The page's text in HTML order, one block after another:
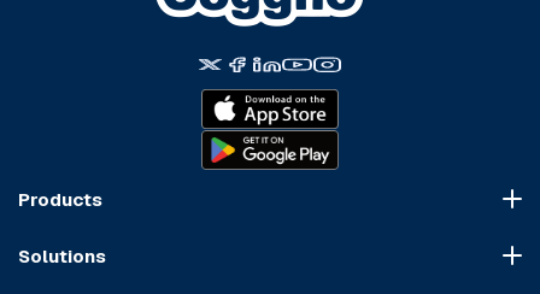
Products
Solutions